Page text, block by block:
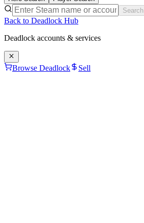
Search
Back to Deadlock Hub
Deadlock accounts & services
Browse Deadlock Sell